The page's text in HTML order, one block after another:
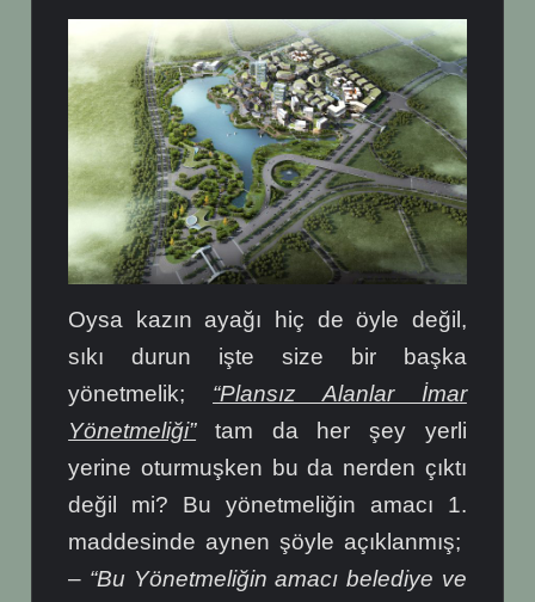
Oysa kazın ayağı hiç de öyle değil,
sıkı durun işte size bir başka
yönetmelik; “Plansız Alanlar İmar
Yönetmeliği”tam da her şey yerli
yerine oturmuşken bu da nerden çıktı
değil mi? Bu yönetmeliğin amacı 1.
maddesinde aynen şöyle açıklanmış;
– “Bu Yönetmeliğin amacı belediye ve